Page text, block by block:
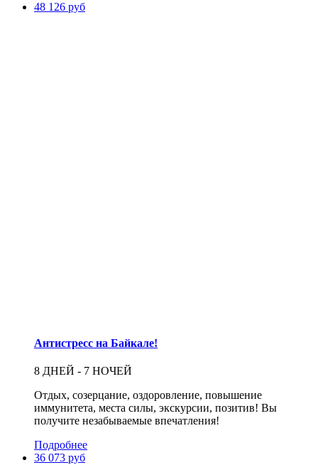
48 126 руб
Антистресс на Байкале!
8 ДНЕЙ - 7 НОЧЕЙ
Отдых, созерцание, оздоровление, повышение
иммунитета, места силы, экскурсии, позитив! Вы
получите незабываемые впечатления!
Подробнее
36 073 руб